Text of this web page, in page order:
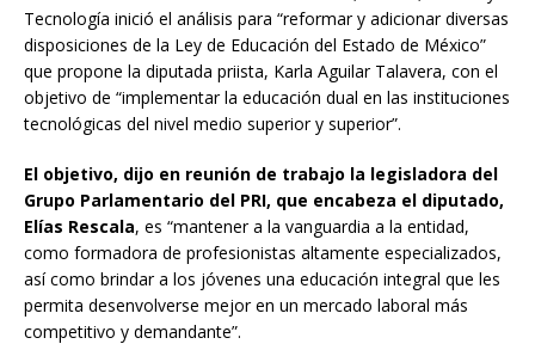
Tecnología inició el análisis para “reformar y adicionar diversas
disposiciones de la Ley de Educación del Estado de México”
que propone la diputada priista, Karla Aguilar Talavera, con el
objetivo de “implementar la educación dual en las instituciones
tecnológicas del nivel medio superior y superior”.
El objetivo, dijo en reunión de trabajo la legisladora del
Grupo Parlamentario del PRI, que encabeza el diputado,
Elías Rescala, es “mantener a la vanguardia a la entidad,
como formadora de profesionistas altamente especializados,
así como brindar a los jóvenes una educación integral que les
permita desenvolverse mejor en un mercado laboral más
competitivo y demandante”.